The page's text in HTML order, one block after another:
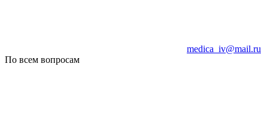
medica_iv@mail.ru
По всем вопросам